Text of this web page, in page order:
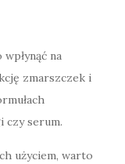
na
zmarszczek i
czy serum.
użyciem, warto